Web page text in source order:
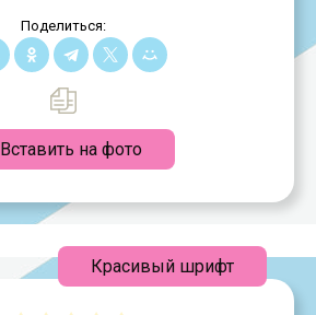
Поделиться:
Вставить на фото
Красивый шрифт